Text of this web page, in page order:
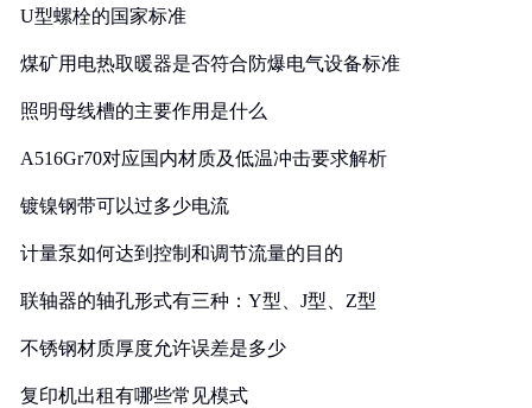
U型螺栓的国家标准
煤矿用电热取暖器是否符合防爆电气设备标准
照明母线槽的主要作用是什么
A516Gr70对应国内材质及低温冲击要求解析
镀镍钢带可以过多少电流
计量泵如何达到控制和调节流量的目的
联轴器的轴孔形式有三种：Y型、J型、Z型
不锈钢材质厚度允许误差是多少
复印机出租有哪些常见模式